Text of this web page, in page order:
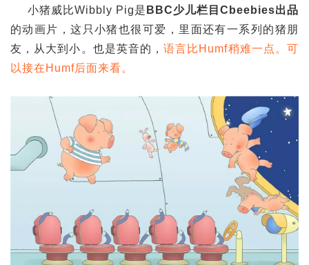
小猪威比Wibbly Pig是 BBC少儿栏目Cbeebies出品
的动画片，这只小猪也很可爱，里面还有一系列的猪朋
友，从大到小。也是英音的，语言比Humf稍难一点。可
以接在Humf后面来看。